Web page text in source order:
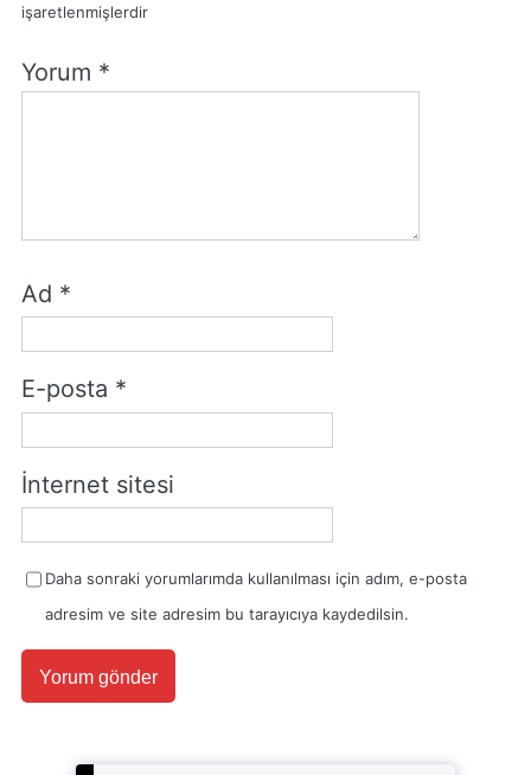
işaretlenmişlerdir
Yorum *
Ad *
E-posta *
İnternet sitesi
Daha sonraki yorumlarımda kullanılması için adım, e-posta
adresim ve site adresim bu tarayıcıya kaydedilsin.